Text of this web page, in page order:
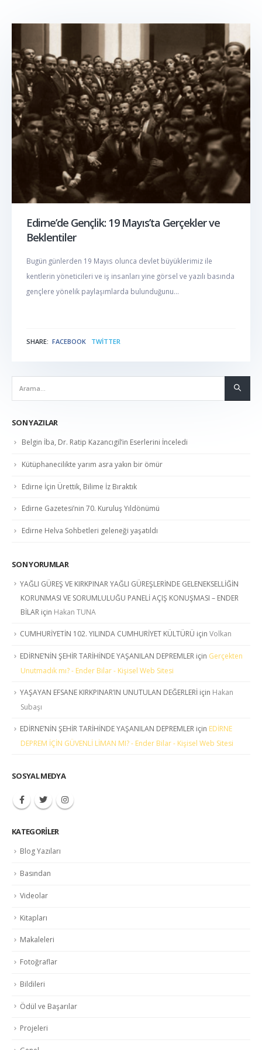
Edirne’de Gençlik: 19 Mayıs’ta Gerçekler ve
Beklentiler
Bugün günlerden 19 Mayıs olunca devlet büyüklerimiz ile
kentlerin yöneticileri ve iş insanları yine görsel ve yazılı basında
gençlere yönelik paylaşımlarda bulunduğunu...
SHARE: FACEBOOK TWITTER
SON YAZILAR
Belgin İba, Dr. Ratip Kazancıgil’in Eserlerini İnceledi
Kütüphanecilikte yarım asra yakın bir ömür
Edirne İçin Ürettik, Bilime İz Bıraktık
Edirne Gazetesi’nin 70. Kuruluş Yıldönümü
Edirne Helva Sohbetleri geleneği yaşatıldı
SON YORUMLAR
YAĞLI GÜREŞ VE KIRKPINAR YAĞLI GÜREŞLERİNDE GELENEKSELLİĞİN
KORUNMASI VE SORUMLULUĞU PANELİ AÇIŞ KONUŞMASI – ENDER
BİLAR için Hakan TUNA
CUMHURİYETİN 102. YILINDA CUMHURİYET KÜLTÜRÜ için Volkan
EDİRNE’NİN ŞEHİR TARİHİNDE YAŞANILAN DEPREMLER için Gerçekten
Unutmadık mı? - Ender Bilar - Kişisel Web Sitesi
YAŞAYAN EFSANE KIRKPINAR’IN UNUTULAN DEĞERLERİ için Hakan
Subaşı
EDİRNE’NİN ŞEHİR TARİHİNDE YAŞANILAN DEPREMLER için EDİRNE
DEPREM İÇİN GÜVENLİ LİMAN MI? - Ender Bilar - Kişisel Web Sitesi
SOSYAL MEDYA
KATEGORILER
Blog Yazıları
Basından
Videolar
Kitapları
Makaleleri
Fotoğraflar
Bildileri
Ödül ve Başarılar
Projeleri